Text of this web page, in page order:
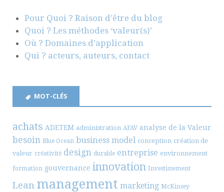
Pour Quoi ? Raison d’être du blog
Quoi ? Les méthodes ‘valeur(s)’
Où ? Domaines d’application
Qui ? acteurs, auteurs, contact
MOT-CLÉS
achats ADETEM administration AFAV analyse de la Valeur
besoin Blue Ocean business model conception création de
valeur créativité design durable entreprise environnement
formation gouvernance innovation Investissement
Lean management marketing McKinsey